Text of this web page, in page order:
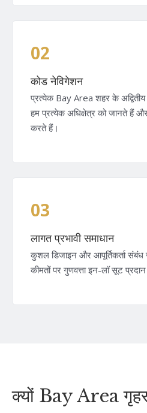
02
कोड नेविगेशन
प्रत्येक Bay Area शहर के
हम प्रत्येक अधिक्षेत्र को जानते हैं
करते हैं।
03
लागत प्रभावी समाधान
कुशल डिजाइन और आपूर्तिकर्ता संबंध
कीमतों पर गुणवत्ता इन-लॉ सूट
क्यों Bay Area